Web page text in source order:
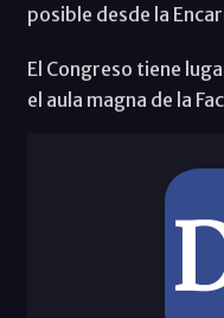
posible desde la
El Congreso tiene
el aula magna de la